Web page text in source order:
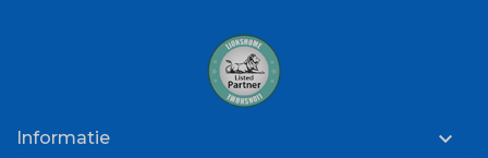
Informatie 